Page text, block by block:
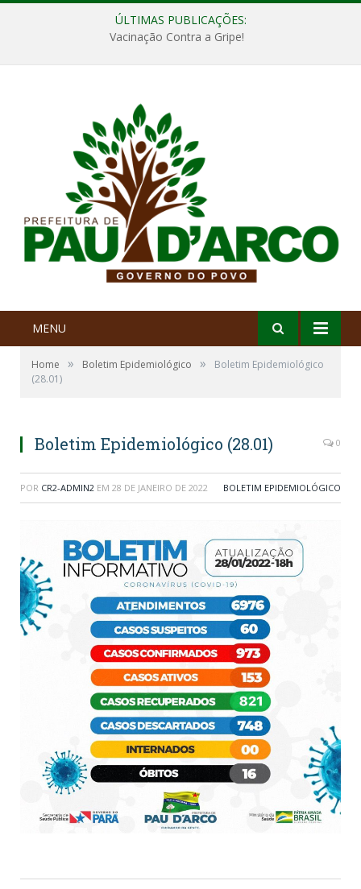
ÚLTIMAS PUBLICAÇÕES:
Vacinação Contra a Gripe!
MENU
Home » Boletim Epidemiológico »
Boletim Epidemiológico
(28.01)
Boletim Epidemiológico (28.01) 0
POR CR2-ADMIN2 EM 28 DE JANEIRO DE 2022 BOLETIM EPIDEMIOLÓGICO